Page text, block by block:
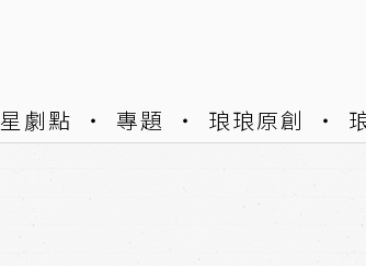
星劇點 專題 琅琅原創